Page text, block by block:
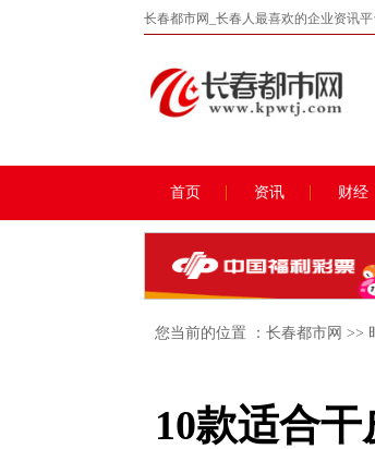
长春都市网_长春人最喜欢的企业资讯平
首页 资讯 财经
您当前的位置 ： 长春都市网 >>
10款适合